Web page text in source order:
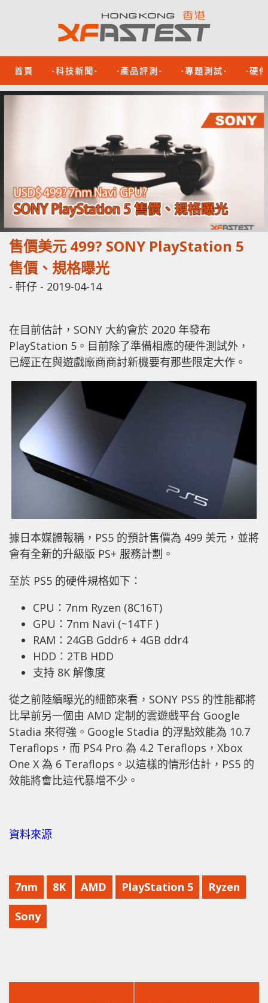
首頁 -科技新聞- -產品評測- -專題測試- -硬
售價美元 499? SONY PlayStation 5
售價、規格曝光
- 軒仔 - 2019-04-14
在目前估計，SONY 大約會於 2020 年發布
PlayStation 5。目前除了準備相應的硬件測試外，
已經正在與遊戲廠商商討新機要有那些限定大作。
據日本媒體報稱，PS5 的預計售價為 499 美元，並將
會有全新的升級版 PS+ 服務計劃。
至於 PS5 的硬件規格如下：
CPU：7nm Ryzen (8C16T)
GPU：7nm Navi (~14TF )
RAM：24GB Gddr6 + 4GB ddr4
HDD：2TB HDD
支持 8K 解像度
從之前陸續曝光的細節來看，SONY PS5 的性能都將
比早前另一個由 AMD 定制的雲遊戲平台 Google
Stadia 來得強。Google Stadia 的浮點效能為 10.7
Teraflops，而 PS4 Pro 為 4.2 Teraflops，Xbox
One X 為 6 Teraflops。以這樣的情形估計，PS5 的
效能將會比這代暴增不少。
資料來源
7nm 8K AMD PlayStation 5 Ryzen
Sony